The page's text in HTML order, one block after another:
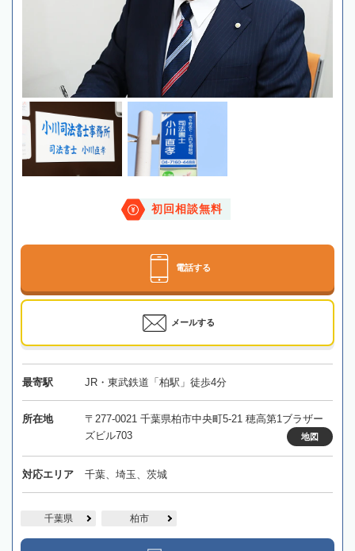
初回相談無料
電話する
メールする
最寄駅 JR・東武鉄道「柏駅」徒歩4分
所在地
〒277-0021 千葉県柏市中央町5-21 穂高第1ブラザー
ズビル703
地図
対応エリア 千葉、埼玉、茨城
千葉県 柏市